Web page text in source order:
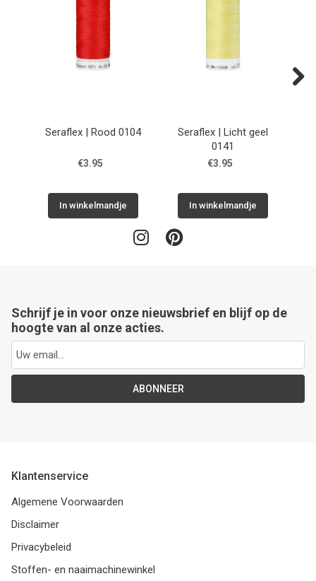
Seraflex | Rood 0104
€3.95
In winkelmandje
Seraflex | Licht geel
0141
€3.95
In winkelmandje
Schrijf je in voor onze nieuwsbrief en blijf op de
hoogte van al onze acties.
ABONNEER
Klantenservice
Algemene Voorwaarden
Disclaimer
Privacybeleid
Stoffen- en naaimachinewinkel